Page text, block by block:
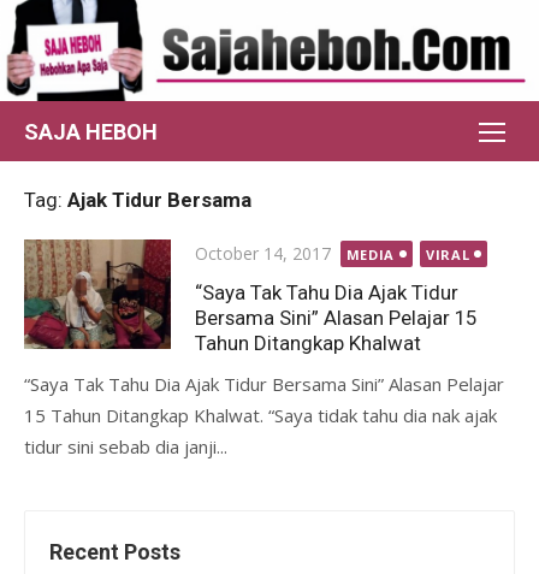
Skip
to
content
SAJA HEBOH
Tag: Ajak Tidur Bersama
Posted
on
October 14, 2017 MEDIA VIRAL
“Saya Tak Tahu Dia Ajak Tidur
Bersama Sini” Alasan Pelajar 15
Tahun Ditangkap Khalwat
“Saya Tak Tahu Dia Ajak Tidur Bersama Sini” Alasan Pelajar
15 Tahun Ditangkap Khalwat. “Saya tidak tahu dia nak ajak
tidur sini sebab dia janji...
Recent Posts